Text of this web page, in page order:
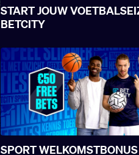
START JOUW
BETCITY
SPORT WELKOMSTBONUS